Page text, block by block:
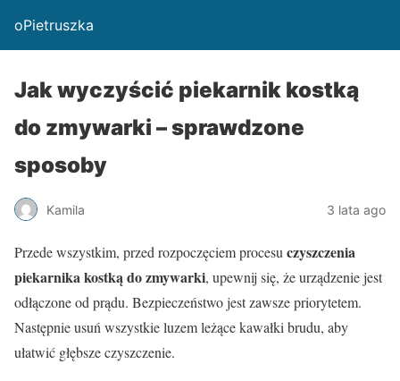
oPietruszka
Jak wyczyścić piekarnik kostką
do zmywarki – sprawdzone
sposoby
Kamila 3 lata ago
Przede wszystkim, przed rozpoczęciem procesu czyszczenia
piekarnika kostką do zmywarki, upewnij się, że urządzenie jest
odłączone od prądu. Bezpieczeństwo jest zawsze priorytetem.
Następnie usuń wszystkie luzem leżące kawałki brudu, aby
ułatwić głębsze czyszczenie.